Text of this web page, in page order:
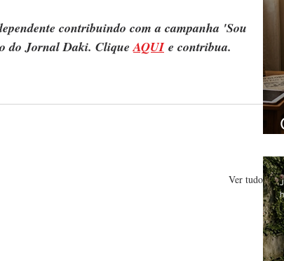
contribuindo com a campanha 'Sou
do Jornal Daki. Clique AQUI e contribua.
Ver tudo